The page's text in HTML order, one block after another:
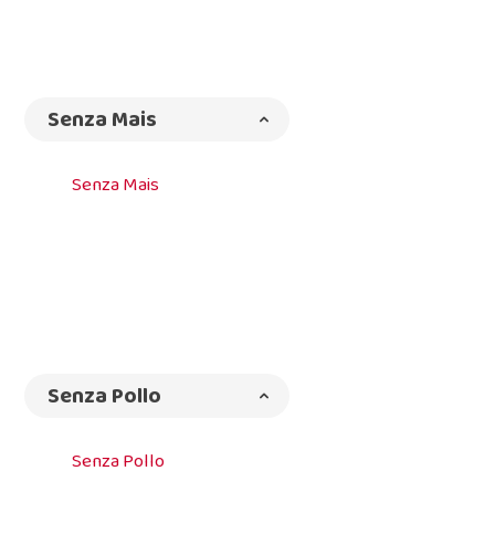
Senza Mais
Senza Mais
Senza Pollo
Senza Pollo